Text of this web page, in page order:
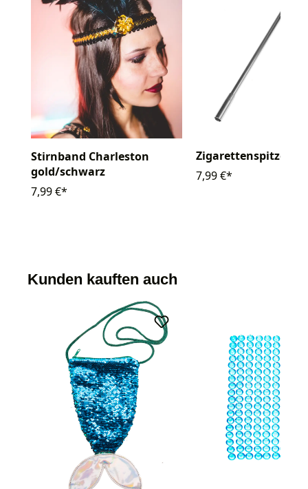
Stirnband Charleston
gold/schwarz
7,99 €*
Zigarettenspitze
7,99 €*
Kunden kauften auch